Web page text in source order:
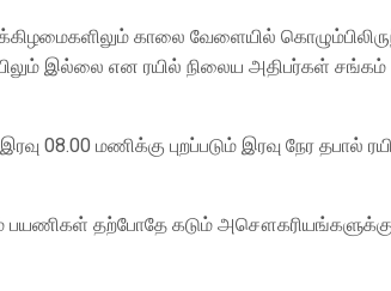
காலை வேளையில்
இல்லை என ரயில் நிலைய அதிபர்கள் சங்கம்
08.00 மணிக்கு புறப்படும் இரவு நேர தபால்
பயணிகள் தற்போதே கடும் அசௌகரியங்களுக்கு